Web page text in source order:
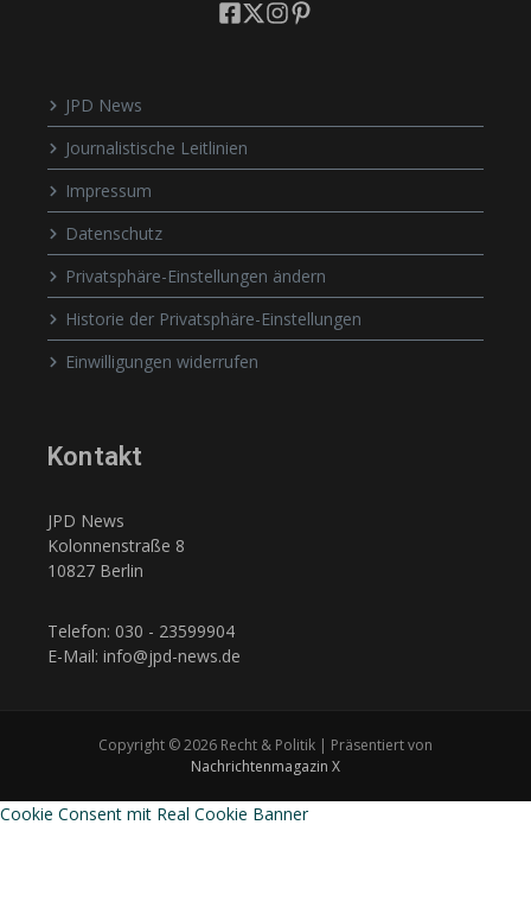
JPD News
Journalistische Leitlinien
Impressum
Datenschutz
Privatsphäre-Einstellungen ändern
Historie der Privatsphäre-Einstellungen
Einwilligungen widerrufen
Kontakt
JPD News
Kolonnenstraße 8
10827 Berlin
Telefon: 030 - 23599904
E-Mail: info@jpd-news.de
Copyright © 2026 Recht & Politik | Präsentiert von
Nachrichtenmagazin X
Cookie Consent mit Real Cookie Banner